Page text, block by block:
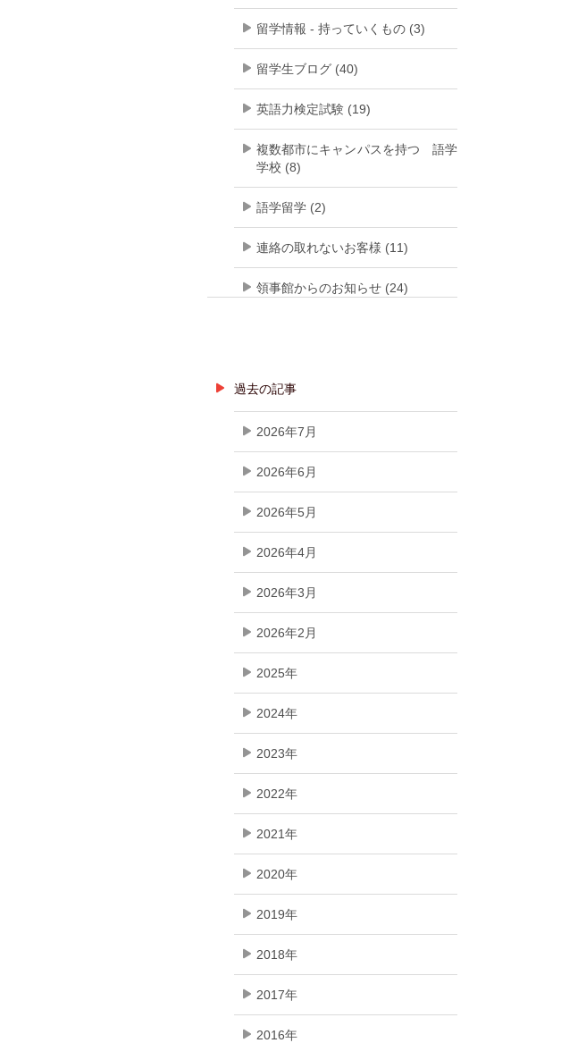
留学情報 - 持っていくもの (3)
留学生ブログ (40)
英語力検定試験 (19)
複数都市にキャンパスを持つ 語学
学校 (8)
語学留学 (2)
連絡の取れないお客様 (11)
領事館からのお知らせ (24)
過去の記事
2026年7月
2026年6月
2026年5月
2026年4月
2026年3月
2026年2月
2025年
2024年
2023年
2022年
2021年
2020年
2019年
2018年
2017年
2016年